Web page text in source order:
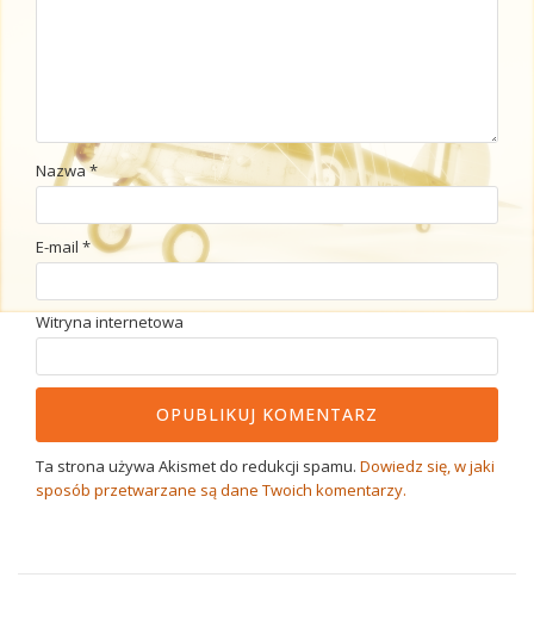
Nazwa*
E-mail *
Witryna internetowa
Ta strona używa Akismet do redukcji spamu. Dowiedz się, w jaki
sposób przetwarzane są dane Twoich komentarzy.